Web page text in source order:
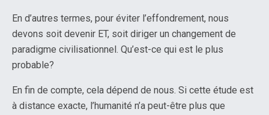
En d’autres termes, pour éviter l’effondrement, nous
devons soit devenir ET, soit diriger un changement de
paradigme civilisationnel. Qu’est-ce qui est le plus
probable?
En fin de compte, cela dépend de nous. Si cette étude est
à distance exacte, l’humanité n’a peut-être plus que